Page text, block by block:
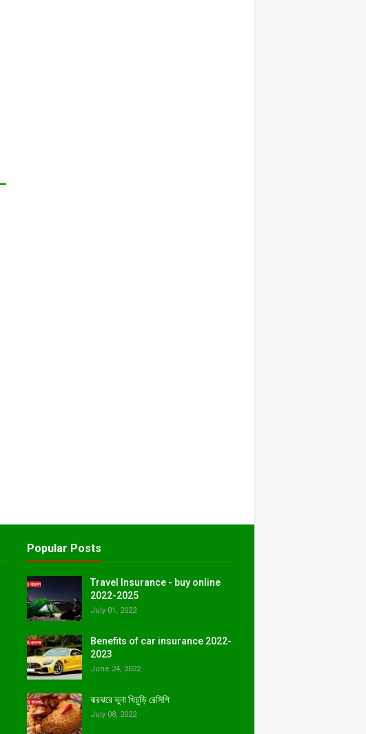
Popular Posts
Travel Insurance - buy online
2022-2025
July 01, 2022
Benefits of car insurance 2022-
2023
June 24, 2022
ঝরঝরে ভুনা খিচুড়ি রেসিপি
July 08, 2022